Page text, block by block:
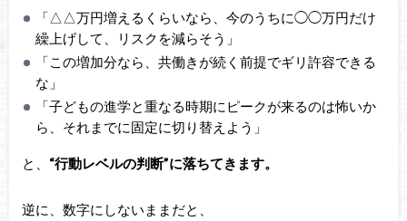
「△△万円増えるくらいなら、今のうちに◯◯万円だけ
繰上げして、リスクを減らそう」
「この増加分なら、共働きが続く前提でギリ許容できる
な」
「子どもの進学と重なる時期にピークが来るのは怖いか
ら、それまでに固定に切り替えよう」
と、 “行動レベルの判断”に落ちてきます。
逆に、数字にしないままだと、